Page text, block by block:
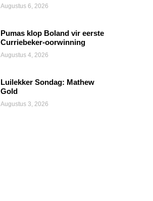
Augustus 6, 2026
Pumas klop Boland vir eerste
Curriebeker-oorwinning
Augustus 4, 2026
Luilekker Sondag: Mathew
Gold
Augustus 3, 2026